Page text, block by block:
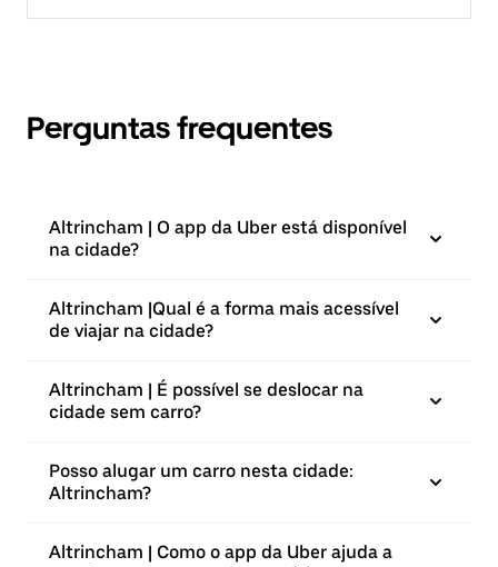
Perguntas frequentes
Altrincham | O app da Uber está disponível
na cidade?
Altrincham |⁠Qual é a forma mais acessível
de viajar na cidade?
Altrincham | É possível se deslocar na
cidade sem carro?
Posso alugar um carro nesta cidade:
Altrincham?
Altrincham | Como o app da Uber ajuda a